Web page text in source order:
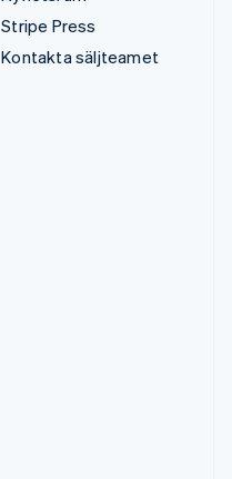
Stripe Press
Kontakta säljteamet